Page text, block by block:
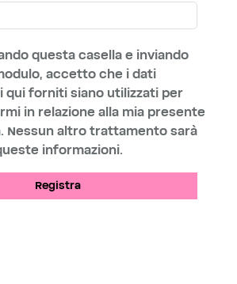
questa casella e inviando
accetto che i dati
qui forniti siano utilizzati per
in relazione alla mia presente
Nessun altro trattamento sarà
informazioni.
Registra